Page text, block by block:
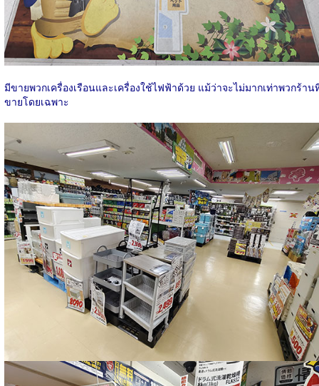
มีขายพวกเครื่องเรือนและเครื่องใช้ไฟฟ้าด้วย แม้ว่าจะไม่มากเท่าพวกร้าน
ขายโดยเฉพาะ